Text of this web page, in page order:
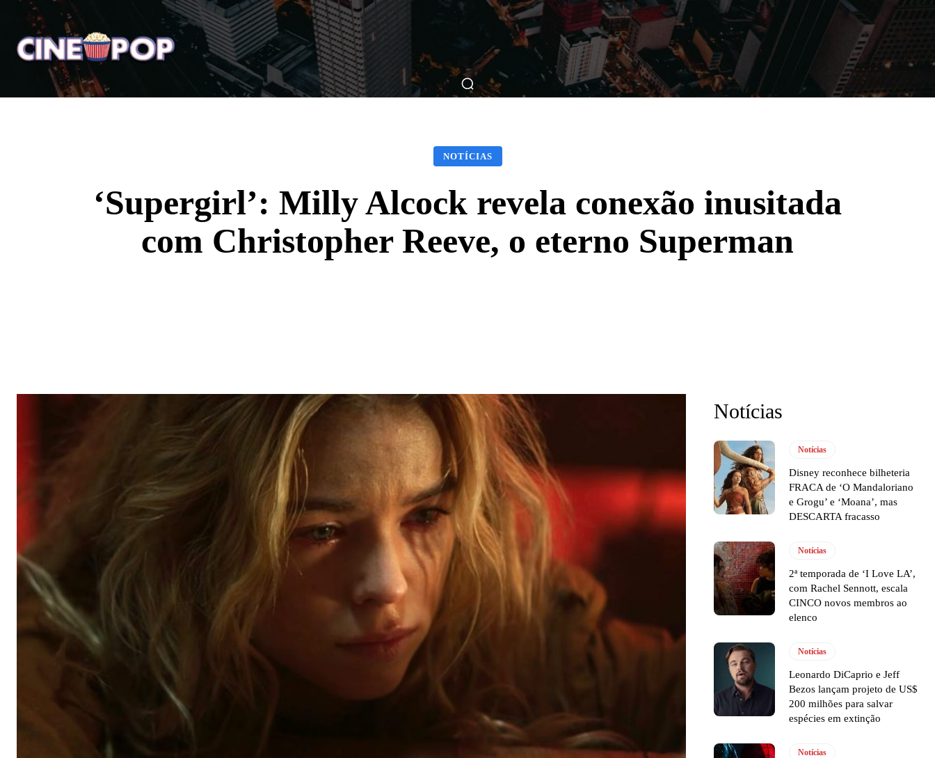
Home Notícias Críticas Breve Nos Cinemas Matérias Nos Cinemas Filmes Séries Música Gênero
NOTÍCIAS
‘Supergirl’: Milly Alcock revela conexão inusitada
com Christopher Reeve, o eterno Superman
Notícias
Notícias
Disney reconhece bilheteria
FRACA de ‘O Mandaloriano
e Grogu’ e ‘Moana’, mas
DESCARTA fracasso
Notícias
2ª temporada de ‘I Love LA’,
com Rachel Sennott, escala
CINCO novos membros ao
elenco
Notícias
Leonardo DiCaprio e Jeff
Bezos lançam projeto de US$
200 milhões para salvar
espécies em extinção
Notícias